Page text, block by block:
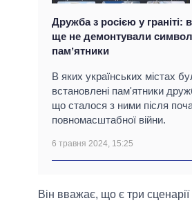
Дружба з росією у граніті:
ще не демонтували
памʼятники
В яких українських містах
встановлені пам'ятники
що сталося з ними після
повномасштабної війни.
6 травня 2024, 15:25
Він вважає, що є три сценарії